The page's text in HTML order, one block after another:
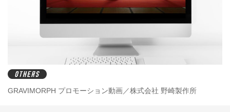
GRAVIMORPH プロモーション動画／株式会社 野崎製作所